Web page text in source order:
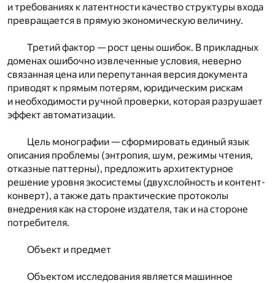
и требованиях к латентности качество структуры входа
превращается в прямую экономическую величину.
Третий фактор — рост цены ошибок. В прикладных
доменах ошибочно извлеченные условия, неверно
связанная цена или перепутанная версия документа
приводят к прямым потерям, юридическим рискам
и необходимости ручной проверки, которая разрушает
эффект автоматизации.
Цель монографии — сформировать единый язык
описания проблемы (энтропия, шум, режимы чтения,
отказные паттерны), предложить архитектурное
решение уровня экосистемы (двухслойность и контент-
конверт), а также дать практические протоколы
внедрения как на стороне издателя, так и на стороне
потребителя.
Объект и предмет
Объектом исследования является машинное